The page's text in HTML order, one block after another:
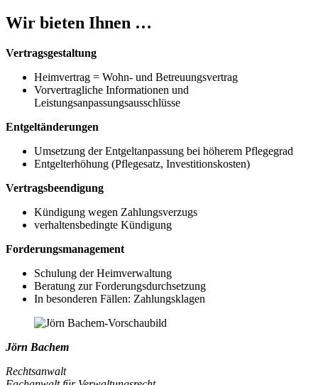
Wir bieten Ihnen …
Vertragsgestaltung
Heimvertrag = Wohn- und Betreuungsvertrag
Vorvertragliche Informationen und
Leistungsanpassungsausschlüsse
Entgeltänderungen
Umsetzung der Entgeltanpassung bei höherem Pflegegrad
Entgelterhöhung (Pflegesatz, Investitionskosten)
Vertragsbeendigung
Kündigung wegen Zahlungsverzugs
verhaltensbedingte Kündigung
Forderungsmanagement
Schulung der Heimverwaltung
Beratung zur Forderungsdurchsetzung
In besonderen Fällen: Zahlungsklagen
Jörn Bachem
Rechtsanwalt